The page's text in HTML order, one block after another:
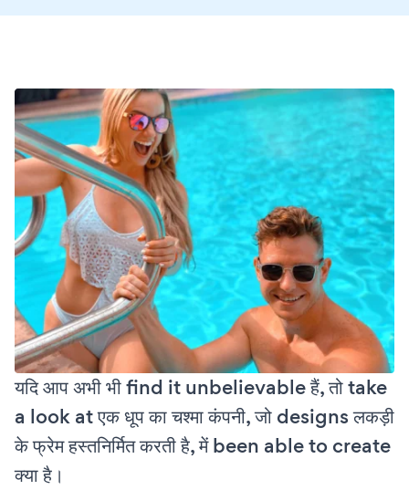
यदि आप अभी भी find it unbelievable हैं, तो take
a look at एक धूप का चश्मा कंपनी, जो designs लकड़ी
के फ्रेम हस्तनिर्मित करती है, में been able to create
क्या है।